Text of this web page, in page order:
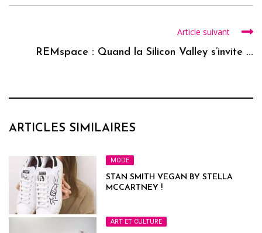
Article suivant
REMspace : Quand la Silicon Valley s’invite ...
ARTICLES SIMILAIRES
MODE
STAN SMITH VEGAN BY STELLA
MCCARTNEY !
ART ET CULTURE